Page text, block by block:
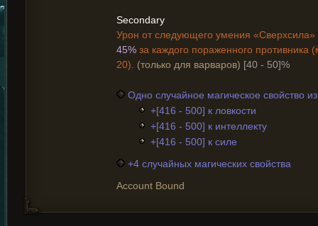
Secondary
Урон от следующего умения «Сверхсила»
45% за каждого пораженного противника
20).
(только для варваров) [40 - 50]%
Одно случайное магическое свойство
+[416 - 500] к ловкости
+[416 - 500] к интеллекту
+[416 - 500] к силе
+4 случайных магических свойства
Account Bound